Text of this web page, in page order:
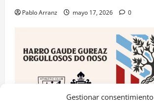
Gestionar consentimiento
Pablo Arranz mayo 17, 2026 0